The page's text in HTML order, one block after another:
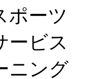
ポーツ
ービス
ニング